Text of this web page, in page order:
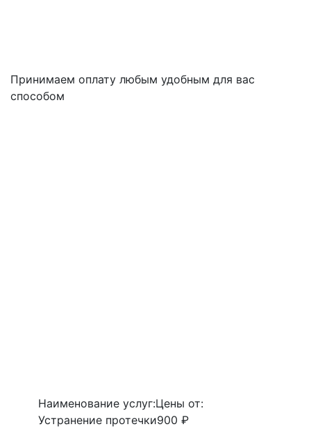
Принимаем оплату любым удобным для вас
способом
Наименование услуг:Цены от:
Устранение протечки900 ₽